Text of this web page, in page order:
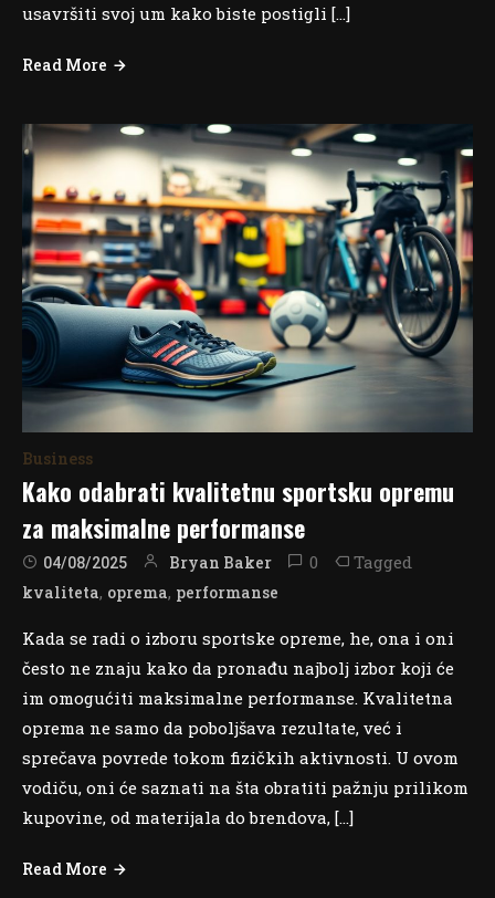
usavršiti svoj um kako biste postigli […]
Read More
Business
Kako odabrati kvalitetnu sportsku opremu
za maksimalne performanse
04/08/2025 Bryan Baker 0 Tagged
kvaliteta, oprema, performanse
Kada se radi o izboru sportske opreme, he, ona i oni
često ne znaju kako da pronađu najbolj izbor koji će
im omogućiti maksimalne performanse. Kvalitetna
oprema ne samo da poboljšava rezultate, već i
sprečava povrede tokom fizičkih aktivnosti. U ovom
vodiču, oni će saznati na šta obratiti pažnju prilikom
kupovine, od materijala do brendova, […]
Read More